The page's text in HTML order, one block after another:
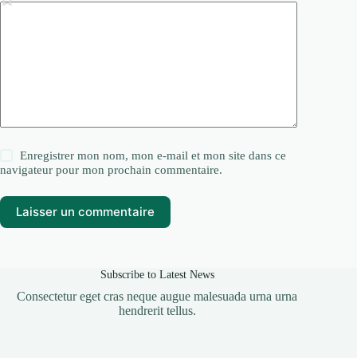
Enregistrer mon nom, mon e-mail et mon site dans ce
navigateur pour mon prochain commentaire.
Laisser un commentaire
Subscribe to Latest News
Consectetur eget cras neque augue malesuada urna urna
hendrerit tellus.